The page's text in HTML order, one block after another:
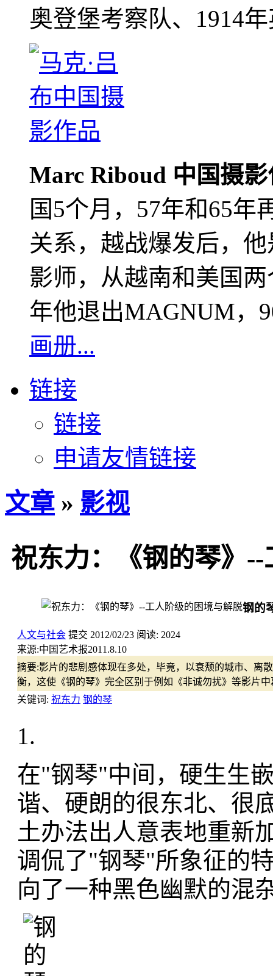
奥登堡考察队、1914
Marc Riboud 中国摄
国5个月，57年和65年
关系，越战爆发后，
影师，从越南和美国
年他退出MAGNUM，
画册...
链接
链接
申请友情链接
文章 » 影视
祝东力：《钢的琴》
钢的
人文与社会 提交 2012/02/23 阅读: 2024
来源:中国艺术报2011.8.10
摘要:影片的悲剧感体现在多处，毕竟，以衰颓的城市、离
衡，这使《钢的琴》完全区别于例如《非诚勿扰》等影片
关键词: 祝东力 钢的琴
1.
在"钢琴"中间，硬生生
谐、硬朗的很东北、很
土办法出人意表地重新
调侃了"钢琴"所象征的
向了一种黑色幽默的混